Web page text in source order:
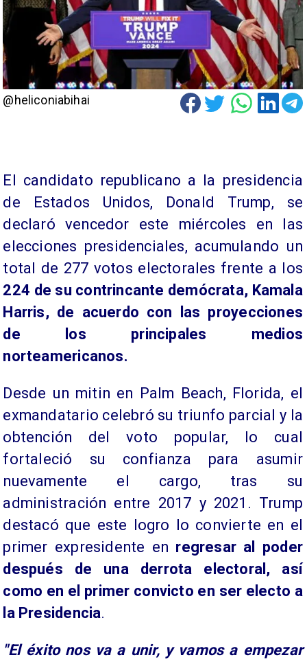
@heliconiabihai
El candidato republicano a la presidencia
de Estados Unidos, Donald Trump, se
declaró vencedor este miércoles en las
elecciones presidenciales, acumulando un
total de 277 votos electorales frente a los
224 de su contrincante demócrata, Kamala
Harris, de acuerdo con las proyecciones
de los principales medios
norteamericanos.
Desde un mitin en Palm Beach, Florida, el
exmandatario celebró su triunfo parcial y la
obtención del voto popular, lo cual
fortaleció su confianza para asumir
nuevamente el cargo, tras su
administración entre 2017 y 2021. Trump
destacó que este logro lo convierte en el
primer expresidente en regresar al poder
después de una derrota electoral, así
como en el primer convicto en ser electo a
la Presidencia.
"El éxito nos va a unir, y vamos a empezar